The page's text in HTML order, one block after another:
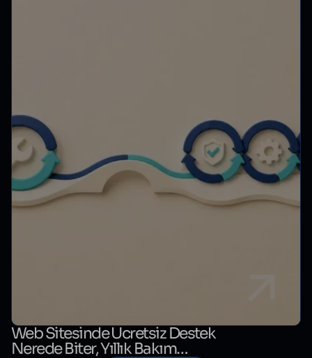
Web Sitesinde Ücretsiz Destek
Nerede Biter, Yıllık Bakım